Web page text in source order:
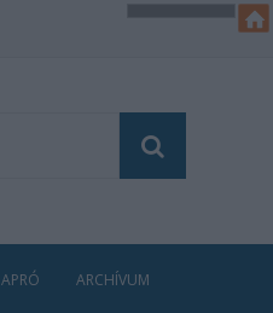
APRÓ ARCHÍVUM